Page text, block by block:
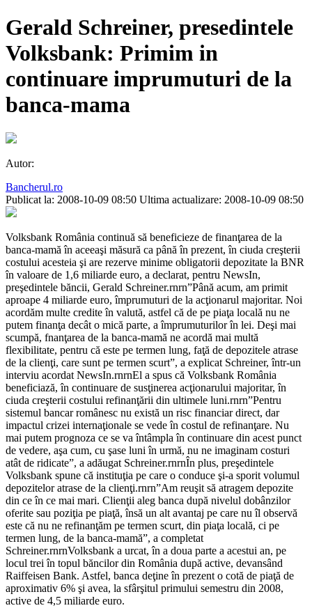
Gerald Schreiner, presedintele
Volksbank: Primim in
continuare imprumuturi de la
banca-mama
Autor:
Bancherul.ro
Publicat la: 2008-10-09 08:50 Ultima actualizare: 2008-10-09 08:50
Volksbank România continuă să beneficieze de finanţarea de la
banca-mamă în aceeaşi măsură ca până în prezent, în ciuda creşterii
costului acesteia şi are rezerve minime obligatorii depozitate la BNR
în valoare de 1,6 miliarde euro, a declarat, pentru NewsIn,
preşedintele băncii, Gerald Schreiner.rnrn”Până acum, am primit
aproape 4 miliarde euro, împrumuturi de la acţionarul majoritar. Noi
acordăm multe credite în valută, astfel că de pe piaţa locală nu ne
putem finanţa decât o mică parte, a împrumuturilor în lei. Deşi mai
scumpă, fnanţarea de la banca-mamă ne acordă mai multă
flexibilitate, pentru că este pe termen lung, faţă de depozitele atrase
de la clienţi, care sunt pe termen scurt”, a explicat Schreiner, într-un
interviu acordat NewsIn.rnrnEl a spus că Volksbank România
beneficiază, în continuare de susţinerea acţionarului majoritar, în
ciuda creşterii costului refinanţării din ultimele luni.rnrn”Pentru
sistemul bancar românesc nu există un risc financiar direct, dar
impactul crizei internaţionale se vede în costul de refinanţare. Nu
mai putem prognoza ce se va întâmpla în continuare din acest punct
de vedere, aşa cum, cu şase luni în urmă, nu ne imaginam costuri
atât de ridicate”, a adăugat Schreiner.rnrnÎn plus, preşedintele
Volksbank spune că instituţia pe care o conduce şi-a sporit volumul
depozitelor atrase de la clienţi.rnrn”Am reuşit să atragem depozite
din ce în ce mai mari. Clienţii aleg banca după nivelul dobânzilor
oferite sau poziţia pe piaţă, însă un alt avantaj pe care nu îl observă
este că nu ne refinanţăm pe termen scurt, din piaţa locală, ci pe
termen lung, de la banca-mamă”, a completat
Schreiner.rnrnVolksbank a urcat, în a doua parte a acestui an, pe
locul trei în topul băncilor din România după active, devansând
Raiffeisen Bank. Astfel, banca deţine în prezent o cotă de piaţă de
aproximativ 6% şi avea, la sfârşitul primului semestru din 2008,
active de 4,5 miliarde euro.